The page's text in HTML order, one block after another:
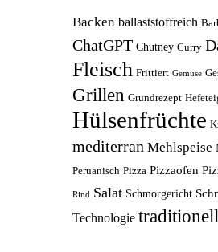
Backen ballaststoffreich
ChatGPT Chutney Curry
Fleisch Frittiert Gemüse
Grillen Grundrezept
Hülsenfrüchte
mediterran Mehlspeise
Peruanisch Pizza Pizzaofen
Rind Salat Schmorgericht
Technologie traditionell